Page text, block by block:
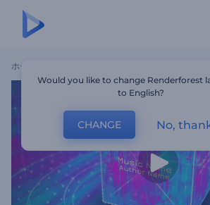
ホーム
Would you like to change Renderforest
to English?
CHANGE No,